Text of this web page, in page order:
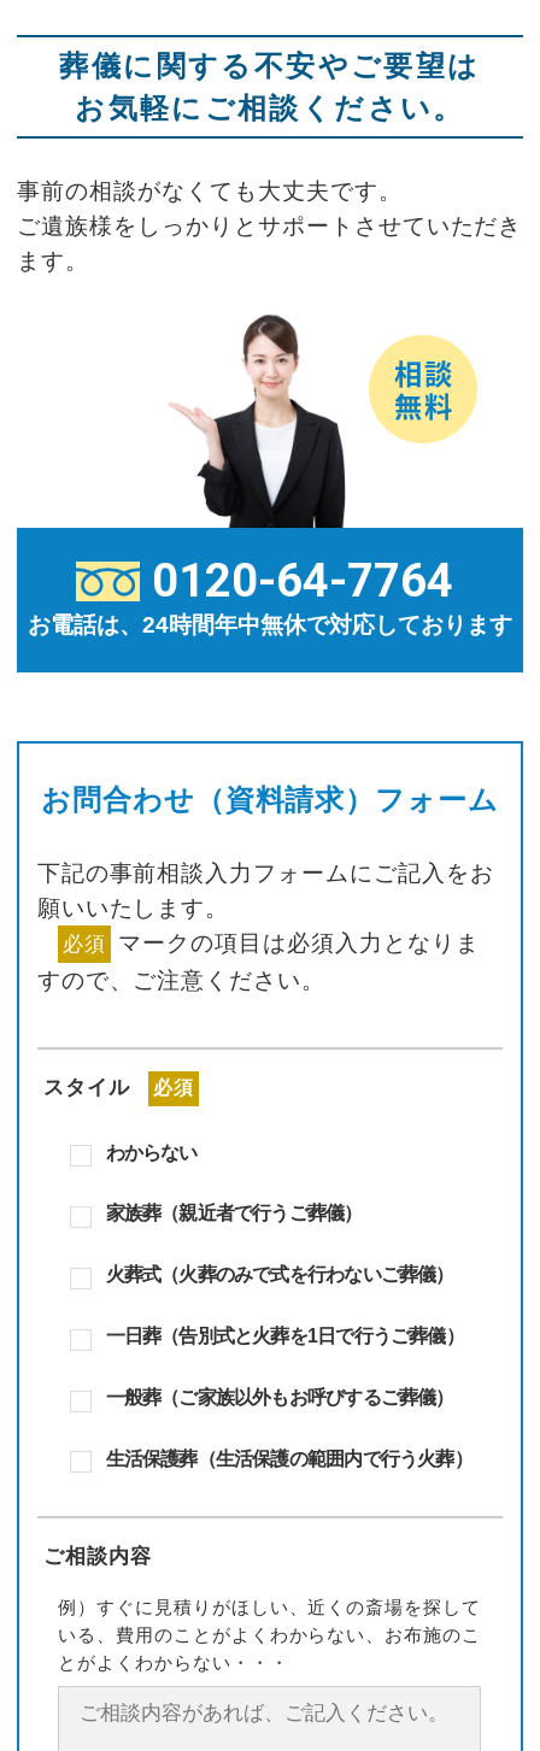
葬儀に関する不安やご要望は
お気軽にご相談ください。
事前の相談がなくても大丈夫です。
ご遺族様をしっかりとサポートさせていただき
ます。
0120-64-7764
お電話は、24時間年中無休で対応しております
お問合わせ（資料請求）フォーム
下記の事前相談入力フォームにご記入をお
願いいたします。
必須 マークの項目は必須入力となりま
すので、 ご注意ください。
スタイル 必須
わからない
家族葬（親近者で行うご葬儀）
火葬式（火葬のみで式を行わないご葬儀）
一日葬（告別式と火葬を1日で行うご葬儀）
一般葬（ご家族以外もお呼びするご葬儀）
生活保護葬（生活保護の範囲内で行う火葬）
ご相談内容
例）すぐに見積りがほしい、近くの斎場を探して
いる、費用のことがよくわからない、お布施のこ
とがよくわからない・・・